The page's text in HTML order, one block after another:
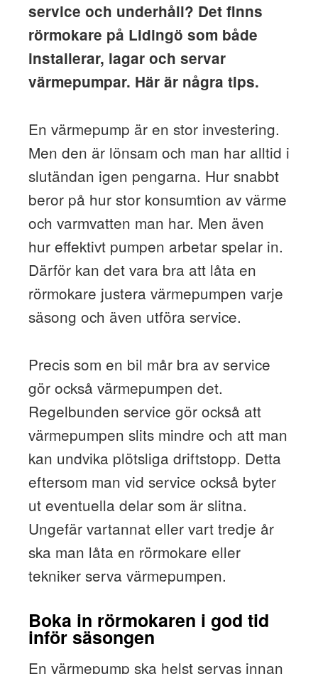
service och underhåll? Det finns
rörmokare på Lidingö som både
installerar, lagar och servar
värmepumpar. Här är några tips.
En värmepump är en stor investering.
Men den är lönsam och man har alltid i
slutändan igen pengarna. Hur snabbt
beror på hur stor konsumtion av värme
och varmvatten man har. Men även
hur effektivt pumpen arbetar spelar in.
Därför kan det vara bra att låta en
rörmokare justera värmepumpen varje
säsong och även utföra service.
Precis som en bil mår bra av service
gör också värmepumpen det.
Regelbunden service gör också att
värmepumpen slits mindre och att man
kan undvika plötsliga driftstopp. Detta
eftersom man vid service också byter
ut eventuella delar som är slitna.
Ungefär vartannat eller vart tredje år
ska man låta en rörmokare eller
tekniker serva värmepumpen.
Boka in rörmokaren i god tid
inför säsongen
En värmepump ska helst servas innan